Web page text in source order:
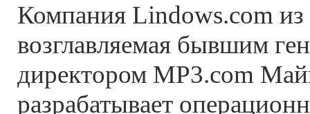
Компания Lindows.com
возглавляемая бывшим
директором MP3.com
разрабатывает